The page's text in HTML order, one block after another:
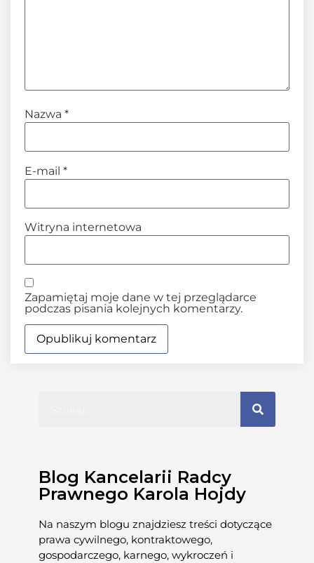
Nazwa *
E-mail *
Witryna internetowa
Zapamiętaj moje dane w tej przeglądarce
podczas pisania kolejnych komentarzy.
Blog Kancelarii Radcy
Prawnego Karola Hojdy
Na naszym blogu znajdziesz treści dotyczące
prawa cywilnego, kontraktowego,
gospodarczego, karnego, wykroczeń i